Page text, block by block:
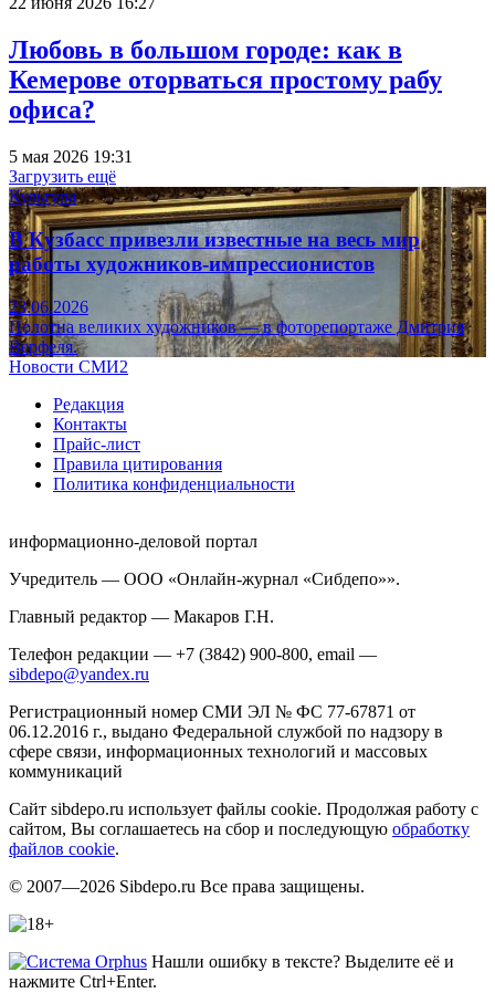
Любовь в большом городе: как в
Кемерове оторваться простому рабу
офиса?
5 мая 2026 19:31
Загрузить ещё
Культура
В Кузбасс привезли известные на весь мир
работы художников-импрессионистов
23.06.2026
Полотна великих художников — в фоторепортаже Дмитрия
Верфеля.
Новости СМИ2
Редакция
Контакты
Прайс-лист
Правила цитирования
Политика конфиденциальности
информационно-деловой портал
Учредитель — ООО «Онлайн-журнал «Сибдепо»».
Главный редактор — Макаров Г.Н.
Телефон редакции — +7 (3842) 900-800, email —
sibdepo@yandex.ru
Регистрационный номер СМИ ЭЛ № ФС 77-67871 от
06.12.2016 г., выдано Федеральной службой по надзору в
сфере связи, информационных технологий и массовых
коммуникаций
Сайт sibdepo.ru использует файлы cookie. Продолжая работу с
сайтом, Вы соглашаетесь на сбор и последующую обработку
файлов cookie.
© 2007—2026 Sibdepo.ru Все права защищены.
Нашли ошибку в тексте? Выделите её и
нажмите Ctrl+Enter.